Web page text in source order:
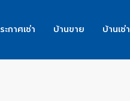
ะกาศเช่า บ้านขาย บ้านเช่า